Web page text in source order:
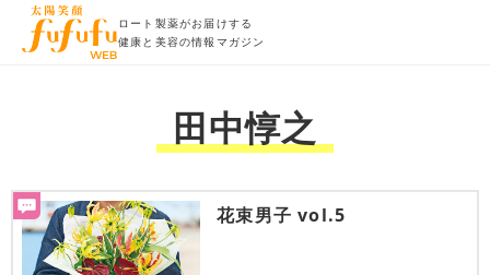
ロート製薬がお届けする
健康と美容の情報マガジン
田中惇之
花束男子 vol.5